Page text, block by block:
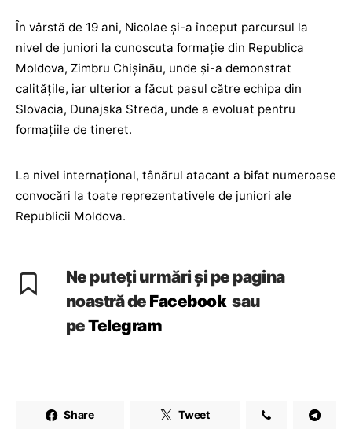
În vârstă de 19 ani, Nicolae şi-a început parcursul la
nivel de juniori la cunoscuta formaţie din Republica
Moldova, Zimbru Chişinău, unde şi-a demonstrat
calităţile, iar ulterior a făcut pasul către echipa din
Slovacia, Dunajska Streda, unde a evoluat pentru
formaţiile de tineret.
La nivel internaţional, tânărul atacant a bifat numeroase
convocări la toate reprezentativele de juniori ale
Republicii Moldova.
Ne puteți urmări și pe pagina
noastră de Facebook sau
peTelegram
Share Tweet